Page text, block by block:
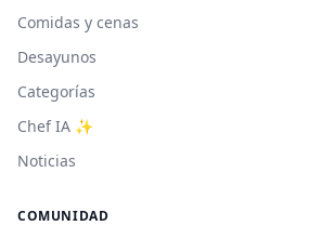
Comidas y cenas
Desayunos
Categorías
Chef IA ✨
Noticias
COMUNIDAD